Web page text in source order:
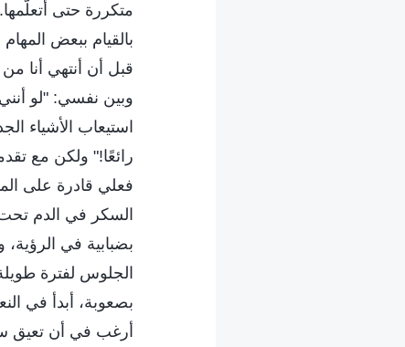
متكررة حتى
بالقيام ببعض
قبل أن أنتهي أنا
وبين نفسي: "لو
استيعاب الأشياء
رائعًا!" ولكن مع
فعلي قادرة على
السكر في الدم
بضبابية في
الجلوس لفترة
بصعوبة، أبدأ في
أرغب في أن تعيق